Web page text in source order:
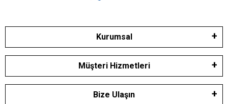
Kurumsal
Müşteri Hizmetleri
Bize Ulaşın